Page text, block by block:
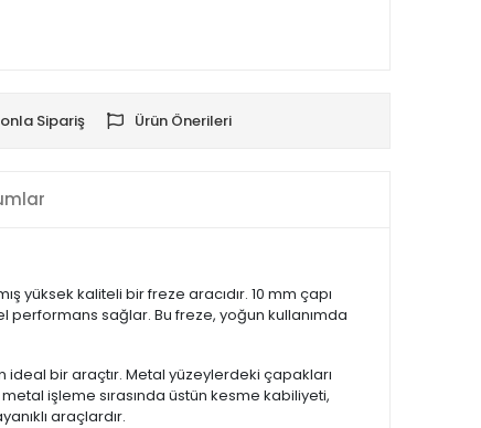
Sipariş Ürün Önerileri
yüksek kaliteli bir freze aracıdır. 10 mm çapı
sağlar. Bu freze, yoğun kullanımda
bir araçtır. Metal yüzeylerdeki çapakları
işleme sırasında üstün kesme kabiliyeti,
araçlardır.